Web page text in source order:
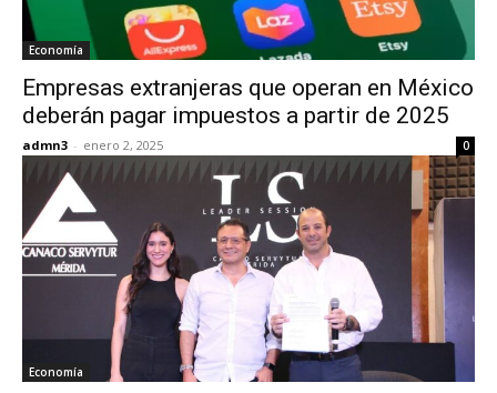
Economía
Empresas extranjeras que operan en México
deberán pagar impuestos a partir de 2025
admn3 - enero 2, 2025 0
Economía